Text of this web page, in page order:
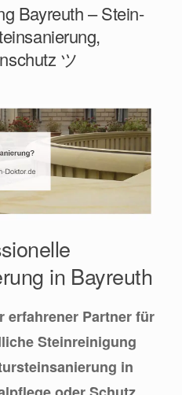
Bayreuth – Stein-
ツ
in Bayreuth
erfahrener Partner für
Steinreinigung
in